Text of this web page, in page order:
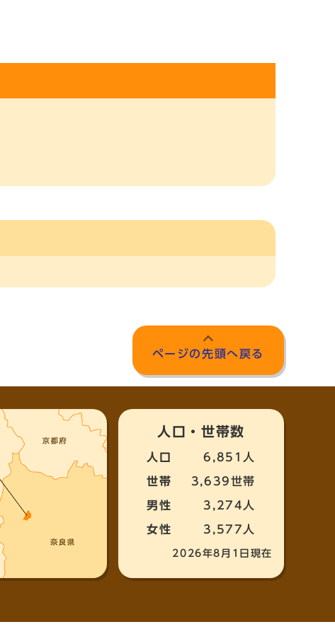
ページの先頭へ戻る
人口・世帯数
人口 6,851人
世帯 3,639世帯
男性 3,274人
女性 3,577人
2026年8月1日現在